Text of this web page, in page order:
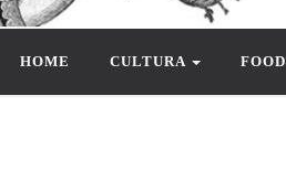
HOME CULTURA FOOD